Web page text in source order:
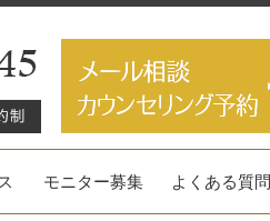
モニター募集 よくある質問